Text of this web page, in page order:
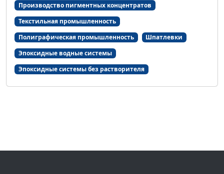
Производство пигментных концентратов
Текстильная промышленность
Полиграфическая промышленность
Шпатлевки
Эпоксидные водные системы
Эпоксидные системы без растворителя